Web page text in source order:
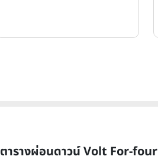
ตารางผ่อนดาวน์ Volt For-four